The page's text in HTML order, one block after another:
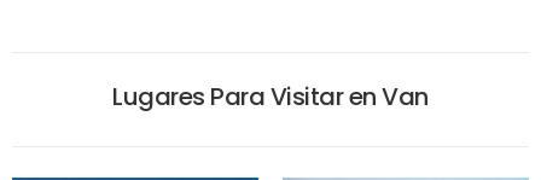
Lugares Para Visitar en Van